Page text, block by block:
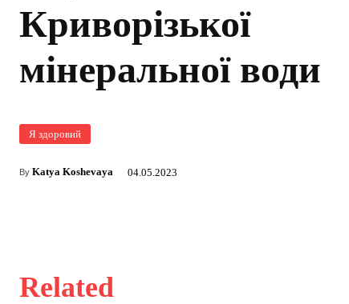
Криворізької
мінеральної води
Я здоровий
By Katya Koshevaya 04.05.2023
Related